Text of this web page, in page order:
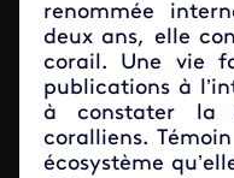
renommée
deux ans, elle
corail. Une vie
publications à
à constater la
coralliens.
écosystème